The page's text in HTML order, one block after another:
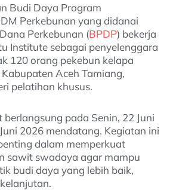
Budi Daya Program
Perkebunan yang didanai
Perkebunan (BPDP) bekerja
Institute sebagai penyelenggara
120 orang pekebun kelapa
Aceh Tamiang,
pelatihan khusus.
pada Senin, 22 Juni
2026 mendatang. Kegiatan ini
dalam memperkuat
sawit swadaya agar mampu
budi daya yang lebih baik,